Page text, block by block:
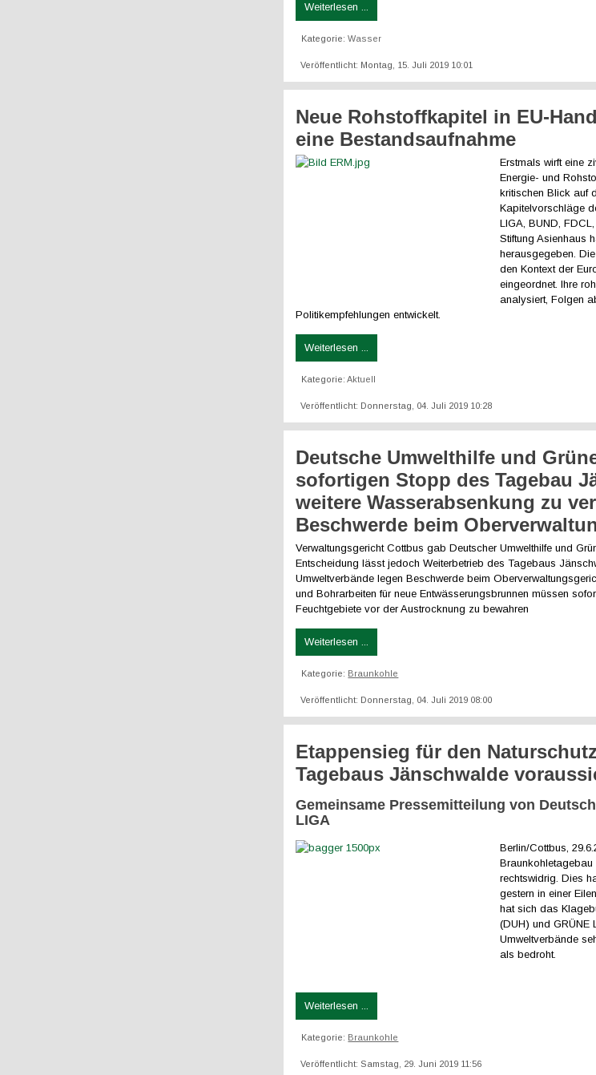
Weiterlesen ...
Kategorie:Wasser
Veröffentlicht: Montag, 15. Juli 2019 10:01
Neue Rohstoffkapitel in EU-
eine Bestandsaufnahme
Erstmals wirft eine
Energie- und
kritischen Blick auf
Kapitelvorschläge
LIGA, BUND,
Stiftung Asienhaus
herausgegeben.
den Kontext der
eingeordnet. Ihre
analysiert, Folgen
Politikempfehlungen entwickelt.
Weiterlesen ...
Kategorie:Aktuell
Veröffentlicht: Donnerstag, 04. Juli 2019 10:28
Deutsche Umwelthilfe und
sofortigen Stopp des Tagebau
weitere Wasserabsenkung zu
Beschwerde beim
Verwaltungsgericht Cottbus gab Deutscher Umwelthilfe und
Entscheidung lässt jedoch Weiterbetrieb des Tagebaus
Umweltverbände legen Beschwerde beim
und Bohrarbeiten für neue Entwässerungsbrunnen müssen
Feuchtgebiete vor der Austrocknung zu bewahren
Weiterlesen ...
Kategorie: Braunkohle
Veröffentlicht: Donnerstag, 04. Juli 2019 08:00
Etappensieg für den
Tagebaus Jänschwalde
Gemeinsame Pressemitteilung von
LIGA
Berlin/Cottbus,
rechtswidrig. Dies
gestern in einer
hat sich das
(DUH) und GRÜNE
Umweltverbände
als bedroht.
Weiterlesen ...
Kategorie: Braunkohle
Veröffentlicht: Samstag, 29. Juni 2019 11:56